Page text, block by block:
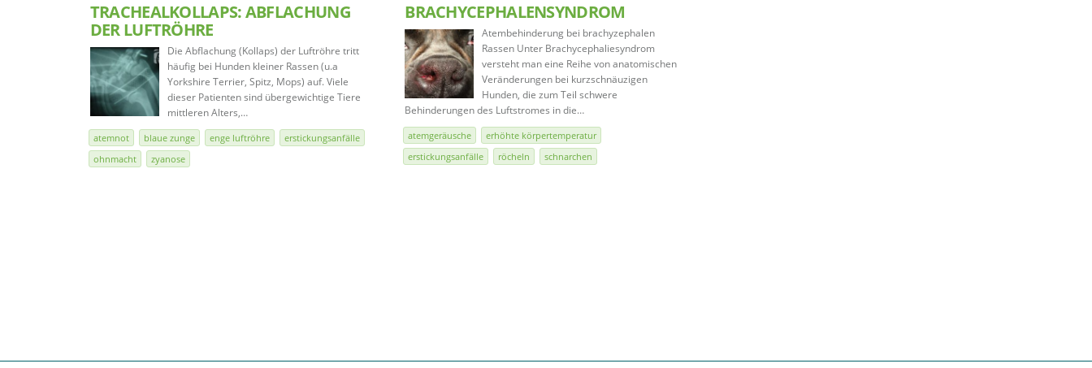
TRACHEALKOLLAPS: ABFLACHUNG
DER LUFTRÖHRE
Die Abflachung (Kollaps) der Luftröhre tritt
häufig bei Hunden kleiner Rassen (u.a
Yorkshire Terrier, Spitz, Mops) auf. Viele
dieser Patienten sind übergewichtige Tiere
mittleren Alters,…
atemnot blaue zunge enge luftröhre
erstickungsanfälle
ohnmacht
zyanose
BRACHYCEPHALENSYNDROM
Atembehinderung bei brachyzephalen
Rassen Unter Brachycephaliesyndrom
versteht man eine Reihe von anatomischen
Veränderungen bei kurzschnäuzigen
Hunden, die zum Teil schwere
Behinderungen des Luftstromes in die…
atemgeräusche
erhöhte körpertemperatur
erstickungsanfälle
röcheln schnarchen